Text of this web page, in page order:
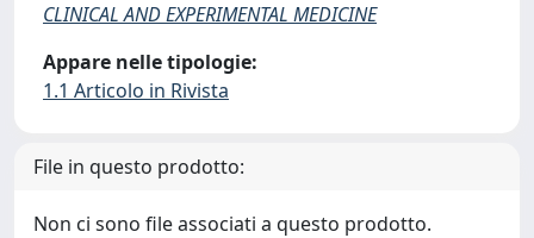
CLINICAL AND EXPERIMENTAL MEDICINE
Appare nelle tipologie:
1.1 Articolo in Rivista
File in questo prodotto:
Non ci sono file associati a questo prodotto.